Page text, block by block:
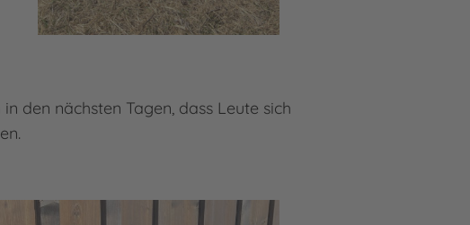
den nächsten Tagen, dass Leute sich